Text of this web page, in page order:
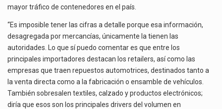
mayor tráfico de contenedores en el país.
“Es imposible tener las cifras a detalle porque esa información,
desagregada por mercancías, únicamente la tienen las
autoridades. Lo que sí puedo comentar es que entre los
principales importadores destacan los retailers, así como las
empresas que traen repuestos automotrices, destinados tanto a
la venta directa como a la fabricación o ensamble de vehículos.
También sobresalen textiles, calzado y productos electrónicos;
diría que esos son los principales drivers del volumen en